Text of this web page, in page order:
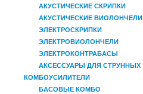
АКУСТИЧЕСКИЕ СКРИПКИ
АКУСТИЧЕСКИЕ ВИОЛОНЧЕЛИ
ЭЛЕКТРОСКРИПКИ
ЭЛЕКТРОВИОЛОНЧЕЛИ
ЭЛЕКТРОКОНТРАБАСЫ
АКСЕССУАРЫ ДЛЯ СТРУННЫХ
КОМБОУСИЛИТЕЛИ
БАСОВЫЕ КОМБО